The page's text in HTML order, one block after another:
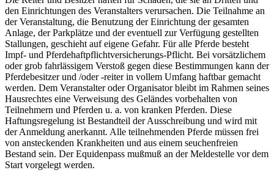
den Einrichtungen des Veranstalters verursachen. Die Teilnahme an
der Veranstaltung, die Benutzung der Einrichtung der gesamten
Anlage, der Parkplätze und der eventuell zur Verfügung gestellten
Stallungen, geschieht auf eigene Gefahr. Für alle Pferde besteht
Impf- und Pferdehaftpflichtversicherungs-Pflicht. Bei vorsätzlichem
oder grob fahrlässigem Verstoß gegen diese Bestimmungen kann der
Pferdebesitzer und /oder -reiter in vollem Umfang haftbar gemacht
werden. Dem Veranstalter oder Organisator bleibt im Rahmen seines
Hausrechtes eine Verweisung des Geländes vorbehalten von
Teilnehmern und Pferden u. a. von kranken Pferden. Diese
Haftungsregelung ist Bestandteil der Ausschreibung und wird mit
der Anmeldung anerkannt. Alle teilnehmenden Pferde müssen frei
von ansteckenden Krankheiten und aus einem seuchenfreien
Bestand sein. Der Equidenpass mußmuß an der Meldestelle vor dem
Start vorgelegt werden.